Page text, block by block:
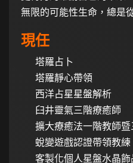
無限的可能性生命，總是
現任
塔羅占卜
塔羅靜心帶領
西洋占星星盤解析
臼井靈氣三階療癒師
擴大療癒法一階教師
蛻變遊戲認證帶領教練
客製化個人星盤水晶飾